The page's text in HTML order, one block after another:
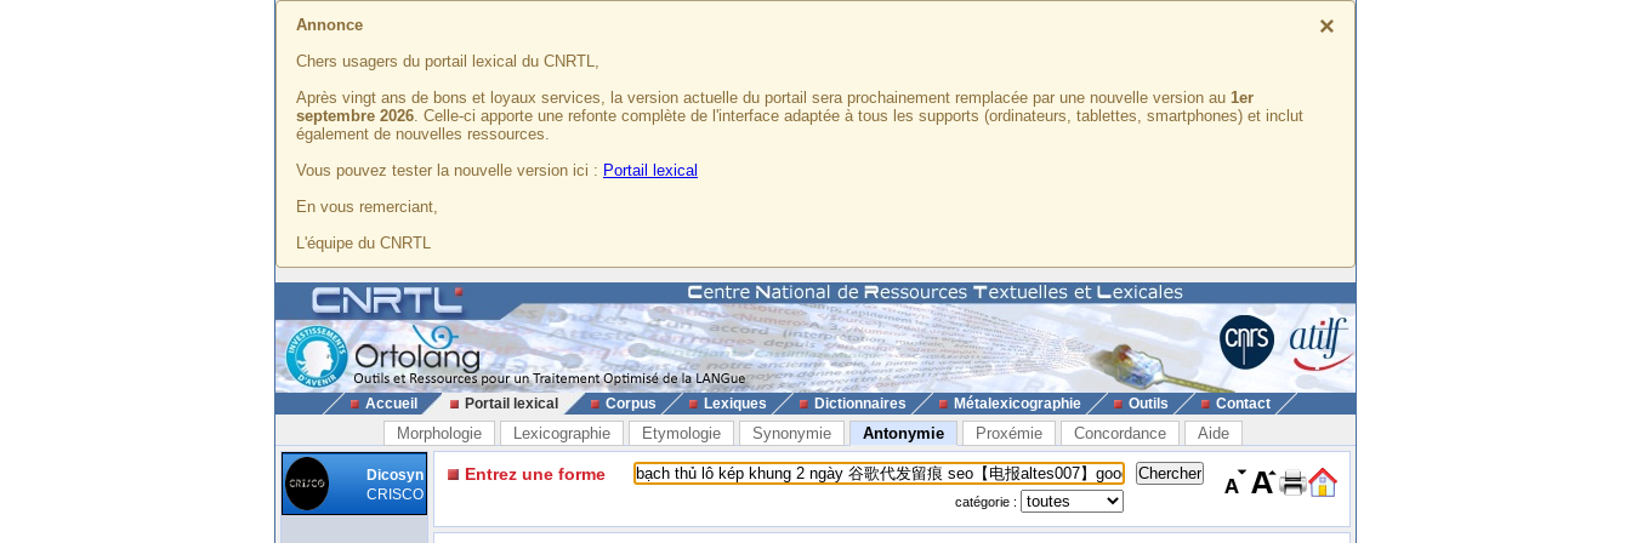
×
Annonce
Chers usagers du portail lexical du CNRTL,
Après vingt ans de bons et loyaux services, la version actuelle du portail sera prochainement remplacée par une nouvelle version au 1er
septembre 2026. Celle-ci apporte une refonte complète de l'interface adaptée à tous les supports (ordinateurs, tablettes, smartphones) et inclut
également de nouvelles ressources.
Vous pouvez tester la nouvelle version ici : Portail lexical
En vous remerciant,
L'équipe du CNRTL
Accueil Portail lexical Corpus Lexiques Dictionnaires Métalexicographie Outils Contact
Morphologie Lexicographie Etymologie Synonymie Antonymie Proxémie Concordance Aide
Dicosyn
CRISCO
Entrez une forme
catégorie :